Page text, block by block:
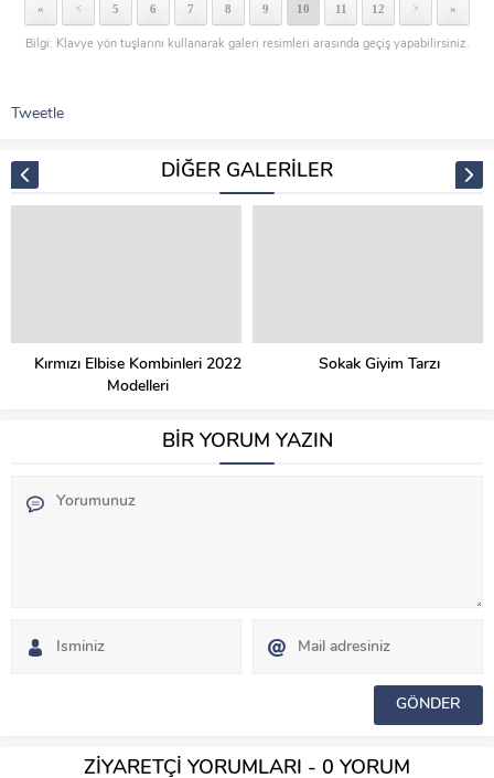
« < 5 6 7 8 9 10 11 12 > »
Bilgi: Klavye yön tuşlarını kullanarak galeri resimleri arasında geçiş yapabilirsiniz.
Tweetle
DİĞER GALERİLER
Kırmızı Elbise Kombinleri 2022
Modelleri
Sokak Giyim Tarzı
BİR YORUM YAZIN
ZİYARETÇİ YORUMLARI - 0 YORUM